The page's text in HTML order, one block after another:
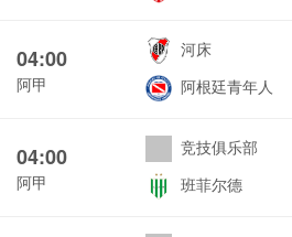
04:00
阿甲
河床
阿根廷青年人
04:00
阿甲
竞技俱乐部
班菲尔德